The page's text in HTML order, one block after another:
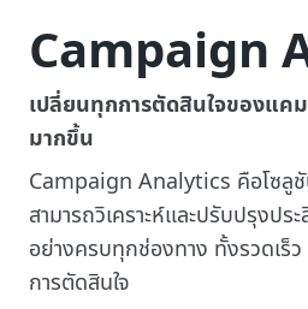
Campaign
เปลี่ยนทุกการตัดสินใจของแค
มากขึ้น
Campaign Analytics คือโซลู
สามารถวิเคราะห์และปรับปรุงป
อย่างครบทุกช่องทาง ทั้งรวดเร็
การตัดสินใจ